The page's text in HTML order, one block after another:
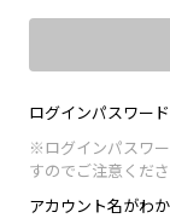
ログインパスワー
※ログインパスワ
すのでご注意くださ
アカウント名がわ